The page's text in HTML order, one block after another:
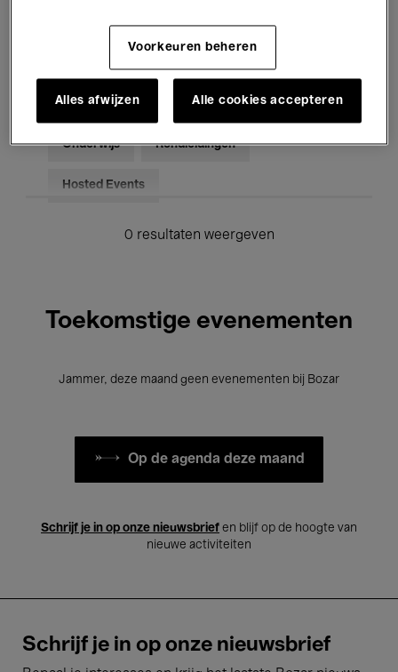
Voor iedereen Kids’ Palace
Onderwijs Rondleidingen
Hosted Events
0 resultaten weergeven
Toekomstige evenementen
Jammer, deze maand geen evenementen bij Bozar
Op de agenda deze maand
Schrijf je in op onze nieuwsbrief en blijf op de hoogte van
nieuwe activiteiten
Schrijf je in op onze nieuwsbrief
Voorkeuren beheren
Alles afwijzen Alle cookies accepteren